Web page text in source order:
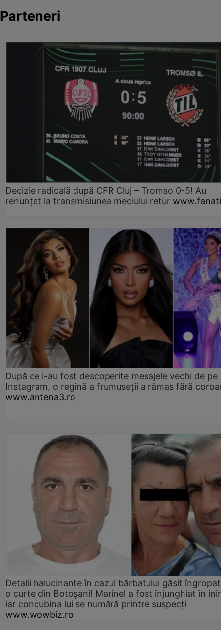
Parteneri
Decizie radicală după CFR Cluj – Tromso 0-5! Au
renunțat la transmisiunea meciului retur
După ce i-au fost descoperite mesajele vechi de pe
Instagram, o regină a frumuseții a rămas fără
www.antena3.ro
Detalii halucinante în cazul bărbatului găsit
o curte din Botoșani! Marinel a fost înjunghiat în
iar concubina lui se numără printre suspecți
www.wowbiz.ro